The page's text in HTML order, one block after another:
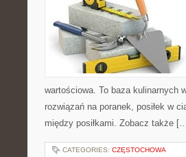
wartościowa. To baza kulinarnych
rozwiązań na poranek, posiłek w
między posiłkami. Zobacz także
CATEGORIES: CZĘSTOCHOWA